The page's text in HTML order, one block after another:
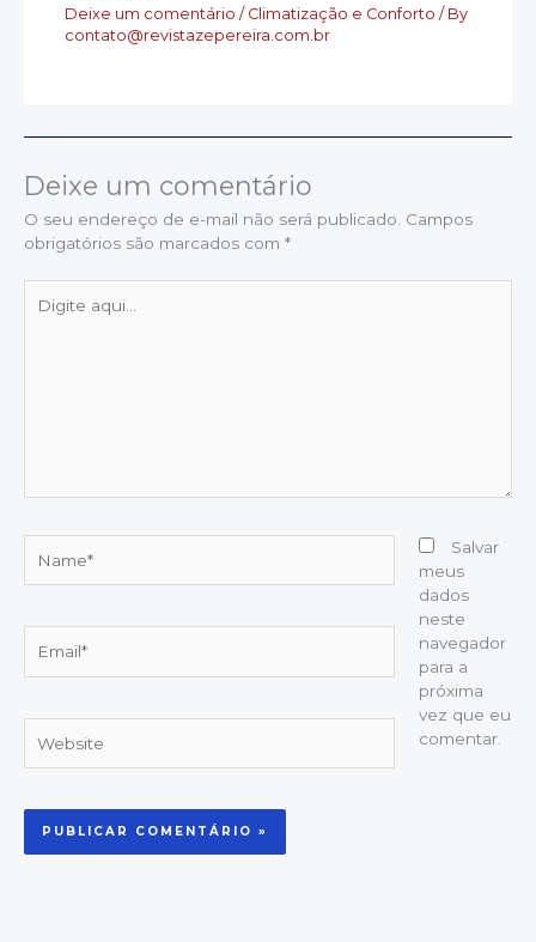
Deixe um comentário / Climatização e Conforto / By
contato@revistazepereira.com.br
Deixe um comentário
O seu endereço de e-mail não será publicado. Campos
obrigatórios são marcados com *
aqui...
Salvar
meus
dados
neste
navegador
para a
próxima
vez que eu
comentar.